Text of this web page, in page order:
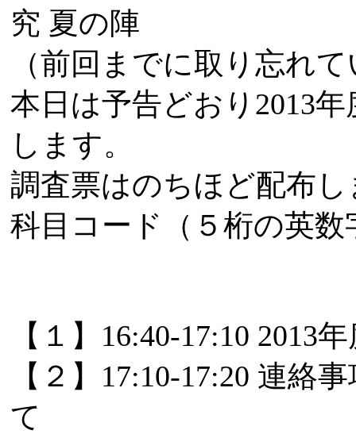
究 夏の陣
（前回までに取り忘れ
本日は予告どおり2013
します。
調査票はのちほど配布し
科目コード（５桁の英数
【１】16:40-17:10
【２】17:10-17:20 連絡
て